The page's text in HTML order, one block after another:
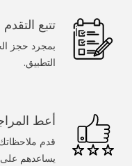
الرسامين
عامل يدوي
خدمات عند الطلب
تتبع
بمجرد حجز
التطبيق.
أعط
قدم
يساعدهم على